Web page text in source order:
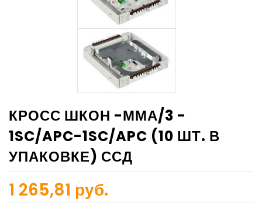
КРОСС ШКОН -ММА/3 -
1SC/APC-1SC/APC (10 ШТ. В
УПАКОВКЕ) ССД
1 265,81 руб.